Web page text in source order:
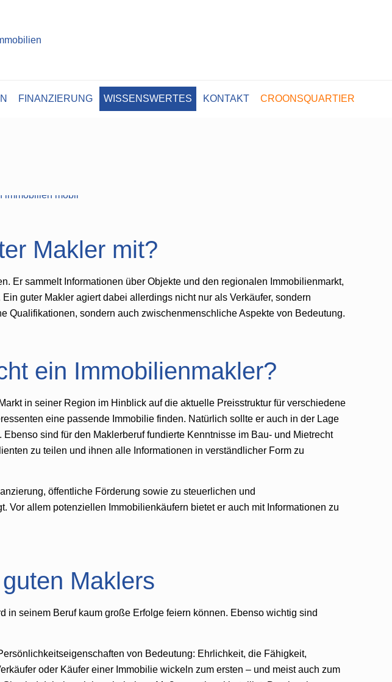
FINANZIERUNG WISSENSWERTES KONTAKT CROONSQUARTIER
Makler mit?
Er sammelt Informationen über Objekte und den regionalen Immobilienmarkt,
guter Makler agiert dabei allerdings nicht nur als Verkäufer, sondern
Qualifikationen, sondern auch zwischenmenschliche Aspekte von Bedeutung.
ein Immobilienmakler?
in seiner Region im Hinblick auf die aktuelle Preisstruktur für verschiedene
eine passende Immobilie finden. Natürlich sollte er auch in der Lage
sind für den Maklerberuf fundierte Kenntnisse im Bau- und Mietrecht
zu teilen und ihnen alle Informationen in verständlicher Form zu
öffentliche Förderung sowie zu steuerlichen und
allem potenziellen Immobilienkäufern bietet er auch mit Informationen zu
Maklers
in seinem Beruf kaum große Erfolge feiern können. Ebenso wichtig sind
von Bedeutung: Ehrlichkeit, die Fähigkeit,
oder Käufer einer Immobilie wickeln zum ersten – und meist auch zum